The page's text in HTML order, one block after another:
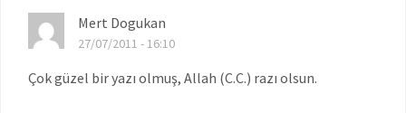
Mert Dogukan
27/07/2011 - 16:10
Çok güzel bir yazı olmuş, Allah (C.C.) razı olsun.